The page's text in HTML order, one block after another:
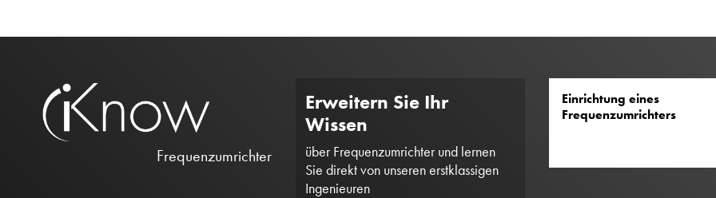
Frequenzumrichter
Erweitern Sie Ihr
Wissen
über Frequenzumrichter und lernen
Sie direkt von unseren erstklassigen
Ingenieuren
Einrichtung eines
Frequenzumrichters